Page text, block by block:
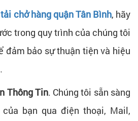
chở hàng quận Tân Bình, hãy
trong quy trình của chúng tôi
đảm bảo sự thuận tiện và hiệu
Thông Tin. Chúng tôi sẵn sàng
bạn qua điện thoại, Mail,